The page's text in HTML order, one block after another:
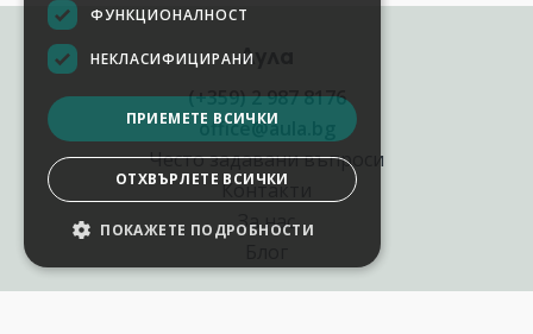
Аула
(+359) 2 987 8176
office@aula.bg
Често задавани въпроси
Контакти
За нас
ФУНКЦИОНАЛНОСТ
НЕКЛАСИФИЦИРАНИ
ПРИЕМЕТЕ ВСИЧКИ
ОТХВЪРЛЕТЕ ВСИЧКИ
ПОКАЖЕТЕ ПОДРОБНОСТИ